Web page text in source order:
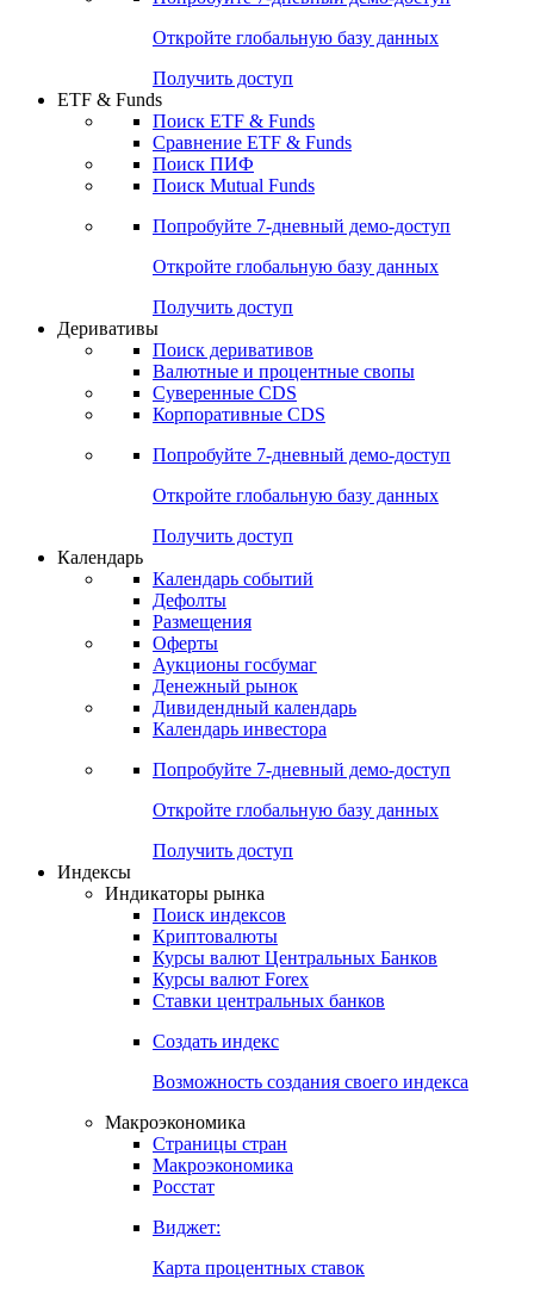
Откройте глобальную базу данных
Получить доступ
ETF & Funds
Поиск ETF & Funds
Сравнение ETF & Funds
Поиск ПИФ
Поиск Mutual Funds
Попробуйте 7-дневный демо-доступ
Откройте глобальную базу данных
Получить доступ
Деривативы
Поиск деривативов
Валютные и процентные свопы
Суверенные CDS
Корпоративные CDS
Попробуйте 7-дневный демо-доступ
Откройте глобальную базу данных
Получить доступ
Календарь
Календарь событий
Дефолты
Размещения
Оферты
Аукционы госбумаг
Денежный рынок
Дивидендный календарь
Календарь инвестора
Попробуйте 7-дневный демо-доступ
Откройте глобальную базу данных
Получить доступ
Индексы
Индикаторы рынка
Поиск индексов
Криптовалюты
Курсы валют Центральных Банков
Курсы валют Forex
Ставки центральных банков
Создать индекс
Возможность создания своего индекса
Макроэкономика
Страницы стран
Макроэкономика
Росстат
Виджет:
Карта процентных ставок